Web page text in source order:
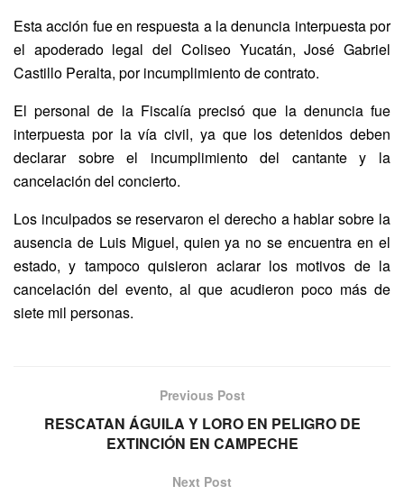
Esta acción fue en respuesta a la denuncia interpuesta por
el apoderado legal del Coliseo Yucatán, José Gabriel
Castillo Peralta, por incumplimiento de contrato.
El personal de la Fiscalía precisó que la denuncia fue
interpuesta por la vía civil, ya que los detenidos deben
declarar sobre el incumplimiento del cantante y la
cancelación del concierto.
Los inculpados se reservaron el derecho a hablar sobre la
ausencia de Luis Miguel, quien ya no se encuentra en el
estado, y tampoco quisieron aclarar los motivos de la
cancelación del evento, al que acudieron poco más de
siete mil personas.
Previous Post
RESCATAN ÁGUILA Y LORO EN PELIGRO DE
EXTINCIÓN EN CAMPECHE
Next Post